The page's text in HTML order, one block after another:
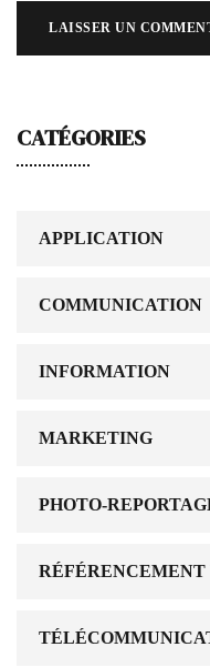
CATÉGORIES
APPLICATION
COMMUNICATION
INFORMATION
MARKETING
PHOTO-
RÉFÉRENCEMENT